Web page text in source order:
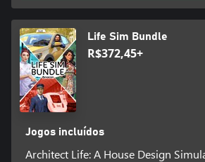
Life Sim Bundle
R$372,45+
Jogos incluídos
Architect Life: A House Design